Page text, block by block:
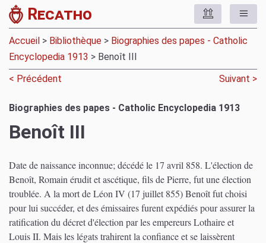
Recatho
Accueil > Bibliothèque > Biographies des papes - Catholic
Encyclopedia 1913 > Benoît III
< Précédent
Suivant >
Biographies des papes - Catholic Encyclopedia 1913
Benoît III
Date de naissance inconnue; décédé le 17 avril 858. L'élection de
Benoît, Romain érudit et ascétique, fils de Pierre, fut une élection
troublée. A la mort de Léon IV (17 juillet 855) Benoît fut choisi
pour lui succéder, et des émissaires furent expédiés pour assurer la
ratification du décret d'élection par les empereurs Lothaire et
Louis II. Mais les légats trahirent la confiance et se laissèrent